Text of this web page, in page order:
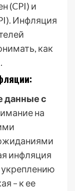
(CPI) и
Инфляция
как
данные с
на
инфляция
– к ее